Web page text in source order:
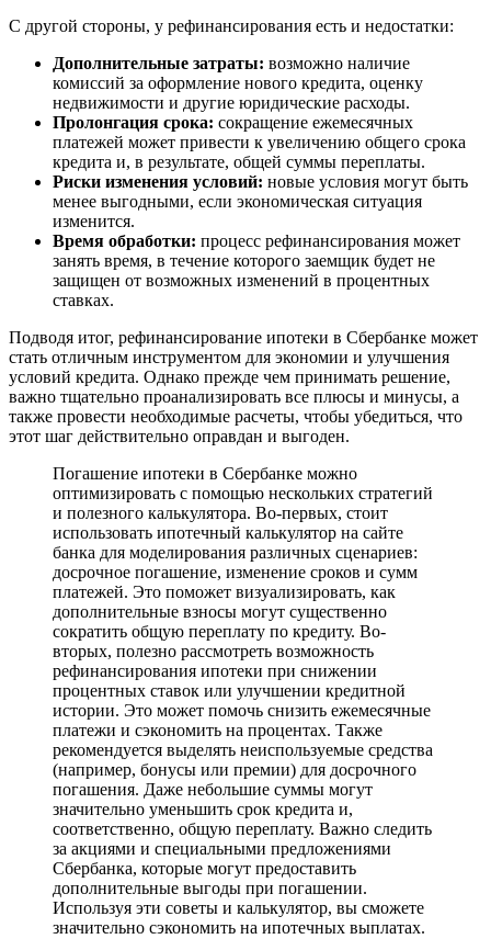
С другой стороны, у рефинансирования есть и недостатки:
Дополнительные затраты: возможно наличие
комиссий за оформление нового кредита, оценку
недвижимости и другие юридические расходы.
Пролонгация срока: сокращение ежемесячных
платежей может привести к увеличению общего срока
кредита и, в результате, общей суммы переплаты.
Риски изменения условий: новые условия могут быть
менее выгодными, если экономическая ситуация
изменится.
Время обработки: процесс рефинансирования может
занять время, в течение которого заемщик будет не
защищен от возможных изменений в процентных
ставках.
Подводя итог, рефинансирование ипотеки в Сбербанке может
стать отличным инструментом для экономии и улучшения
условий кредита. Однако прежде чем принимать решение,
важно тщательно проанализировать все плюсы и минусы, а
также провести необходимые расчеты, чтобы убедиться, что
этот шаг действительно оправдан и выгоден.
Погашение ипотеки в Сбербанке можно
оптимизировать с помощью нескольких стратегий
и полезного калькулятора. Во-первых, стоит
использовать ипотечный калькулятор на сайте
банка для моделирования различных сценариев:
досрочное погашение, изменение сроков и сумм
платежей. Это поможет визуализировать, как
дополнительные взносы могут существенно
сократить общую переплату по кредиту. Во-
вторых, полезно рассмотреть возможность
рефинансирования ипотеки при снижении
процентных ставок или улучшении кредитной
истории. Это может помочь снизить ежемесячные
платежи и сэкономить на процентах. Также
рекомендуется выделять неиспользуемые средства
(например, бонусы или премии) для досрочного
погашения. Даже небольшие суммы могут
значительно уменьшить срок кредита и,
соответственно, общую переплату. Важно следить
за акциями и специальными предложениями
Сбербанка, которые могут предоставить
дополнительные выгоды при погашении.
Используя эти советы и калькулятор, вы сможете
значительно сэкономить на ипотечных выплатах.